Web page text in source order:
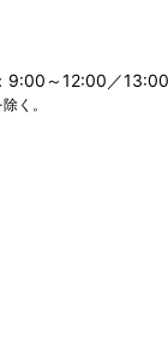
～12:00／
く。